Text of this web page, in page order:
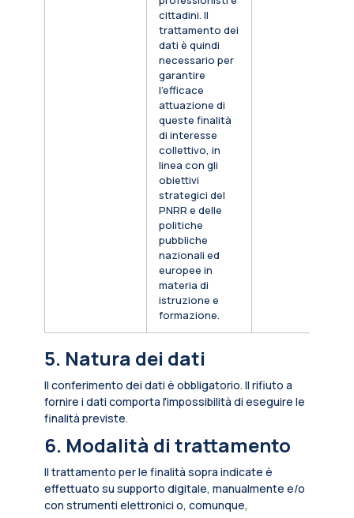
cittadini. Il
trattamento dei
dati è quindi
necessario per
garantire
l’efficace
attuazione di
queste finalità
di interesse
collettivo, in
linea con gli
obiettivi
strategici del
PNRR e delle
politiche
pubbliche
nazionali ed
europee in
materia di
istruzione e
formazione.
5. Natura dei dati
Il conferimento dei dati è obbligatorio. Il rifiuto a
fornire i dati comporta l'impossibilità di eseguire le
finalità previste.
6. Modalità di trattamento
Il trattamento per le finalità sopra indicate è
effettuato su supporto digitale, manualmente e/o
con strumenti elettronici o, comunque,